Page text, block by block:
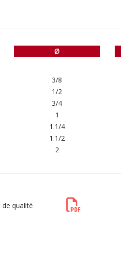
Ø
3/8
1/2
3/4
1
1.1/4
1.1/2
2
qualité